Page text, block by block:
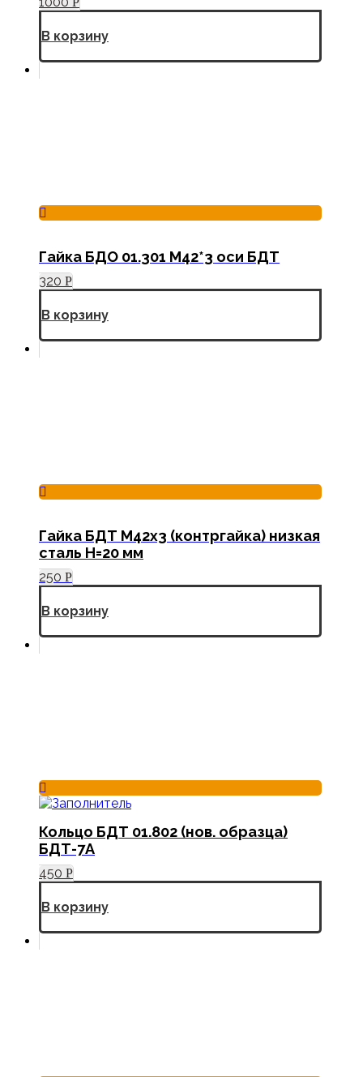
В корзину
Гайка БДО 01.301 М42*3 оси БДТ
320 Р
В корзину
Гайка БДТ М42х3 (контргайка) низкая
сталь Н=20 мм
250 Р
В корзину
Кольцо БДТ 01.802 (нов. образца)
БДТ-7А
450 Р
В корзину